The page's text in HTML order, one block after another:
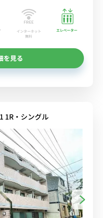
インターネット
無料
エレベーター
を見る
1R・シングル